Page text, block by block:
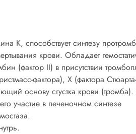
К, способствует синтезу
крови. Обладает
(фактор II) в присутствии
фактора), X (фактора
основу сгустка крови (тромба).
участие в печеночном синтезе